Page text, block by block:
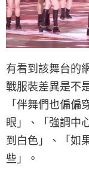
有看到該舞台的
戰服裝差異是不
「伴舞們也偏偏
眼」、「強調中
到白色」、「如
些」。